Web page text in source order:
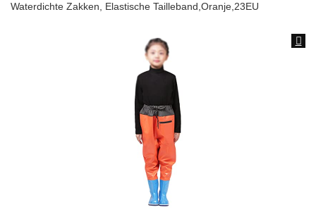
Waterdichte Zakken, Elastische Tailleband,Oranje,23EU